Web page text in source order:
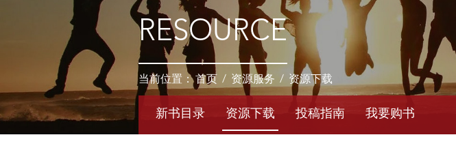
RESOURCE
当前位置：首页 / 资源服务 / 资源下载
新书目录 资源下载 投稿指南 我要购书